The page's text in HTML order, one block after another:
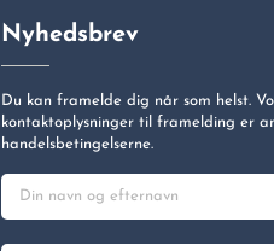
Nyhedsbrev
Du kan framelde dig når som helst.
kontaktoplysninger til framelding er
handelsbetingelserne.